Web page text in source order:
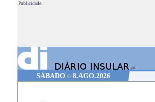
Publicidade.
SÁBADO o 8.AGO.2026